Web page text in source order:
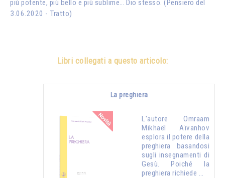
più potente, più bello e più sublime… Dio stesso. (Pensiero del
3.06.2020 - Tratto)
Libri collegati a questo articolo:
La preghiera
L'autore Omraam
Mikhaël Aïvanhov
esplora il potere della
preghiera basandosi
sugli insegnamenti di
Gesù. Poiché la
preghiera richiede …